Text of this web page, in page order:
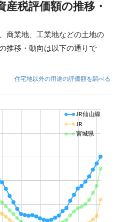
産税評価額の推移・
商業地、工業地などの土地の
推移・動向は以下の通りで
住宅地以外の用途の評価額を調べる
JR仙山線
JR
宮城県